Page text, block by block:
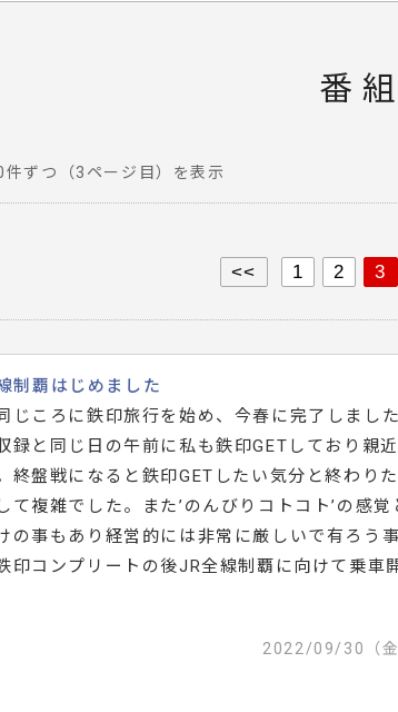
番
ずつ（3ページ目）を表示
<< 1 2 3
制覇はじめました
じころに鉄印旅行を始め、今春に完了しまし
録と同じ日の午前に私も鉄印GETしており親
終盤戦になると鉄印GETしたい気分と終わり
て複雑でした。また’のんびりコトコト’の感覚
の事もあり経営的には非常に厳しいで有ろう
印コンプリートの後JR全線制覇に向けて乗車
2022/09/30（